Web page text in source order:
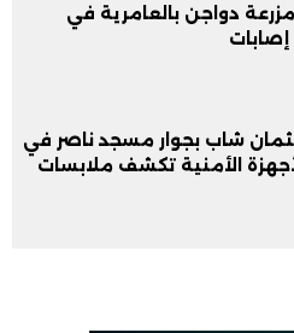
دواجن بالعامرية في
إصابات
شاب بجوار مسجد ناصر في
الأمنية تكشف ملابسات